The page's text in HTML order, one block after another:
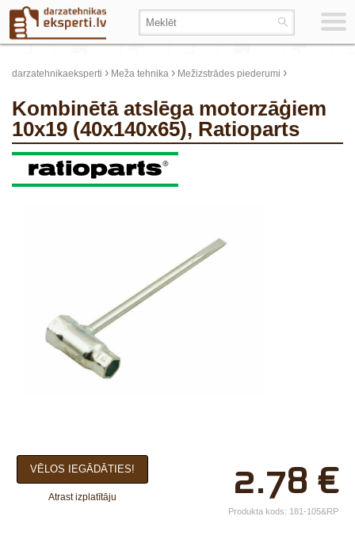
darzatehnikaeksperti › Meža tehnika › Mežizstrādes piederumi ›
Kombinētā atslēga motorzāģiem
10x19 (40x140x65), Ratioparts
×
Jūsu vārds*
Uzņēmuma
2.78 €
VĒLOS IEGĀDĀTIES!
Atrast izplatītāju
Produkta kods: 181-105&RP